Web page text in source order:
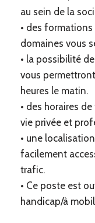
au sein de la
• des
domaines vous
• la possibilité
vous
heures le matin.
• des horaires
vie privée et
• une
facilement
trafic.
• Ce poste est
handicap/à